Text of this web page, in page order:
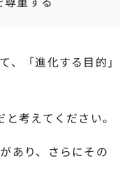
、「進化する目的」
考えてください。
あり、さらにその